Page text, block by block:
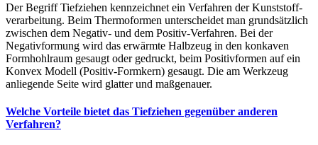
Der Begriff Tiefziehen kennzeichnet ein Verfahren der Kunststoff­
verarbeitung. Beim Thermoformen unterscheidet man grundsätzlich
zwischen dem Negativ- und dem Positiv-­Verfahren. Bei der
Negativ­formung wird das erwärmte Halbzeug in den konkaven
Form­hohlraum gesaugt oder gedruckt, beim Positiv­formen auf ein
Konvex Modell (Positiv-Formkern) gesaugt. Die am Werkzeug
anliegende Seite wird glatter und maßgenauer.
Welche Vorteile bietet das Tiefziehen gegenüber anderen
Verfahren?